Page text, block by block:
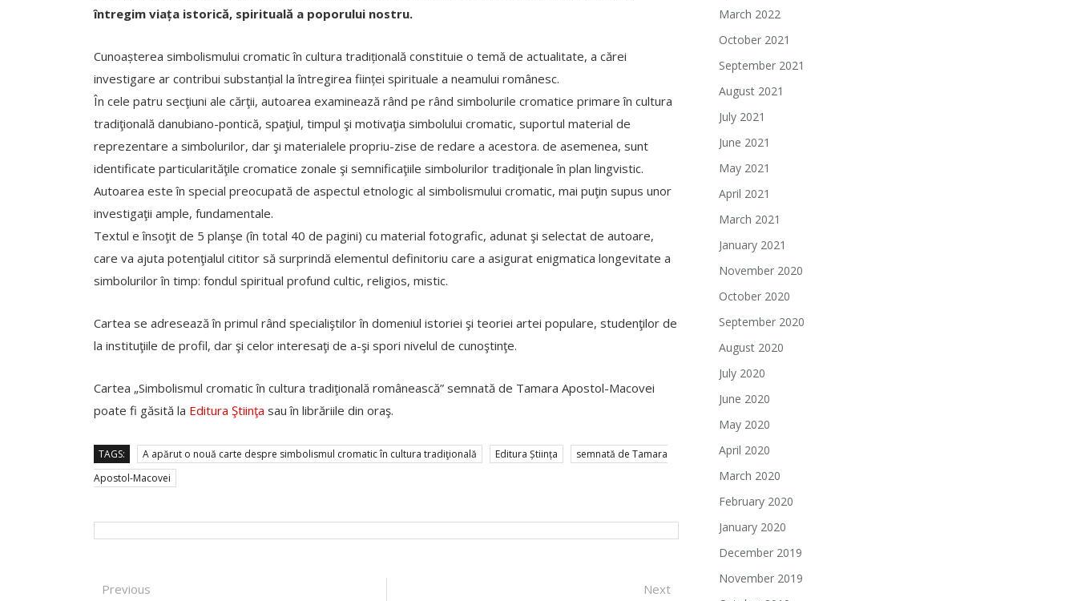
întregim viața istorică, spirituală a poporului nostru.
Cunoașterea simbolismului cromatic în cultura tradițională constituie o temă de actualitate, a cărei
investigare ar contribui substanțial la întregirea ființei spirituale a neamului românesc.
În cele patru secţiuni ale cărţii, autoarea examinează rând pe rând simbolurile cromatice primare în cultura
tradiţională danubiano-pontică, spaţiul, timpul şi motivaţia simbolului cromatic, suportul material de
reprezentare a simbolurilor, dar şi materialele propriu-zise de redare a acestora. de asemenea, sunt
identificate particularităţile cromatice zonale şi semnificaţiile simbolurilor tradiţionale în plan lingvistic.
Autoarea este în special preocupată de aspectul etnologic al simbolismului cromatic, mai puţin supus unor
investigaţii ample, fundamentale.
Textul e însoţit de 5 planşe (în total 40 de pagini) cu material fotografic, adunat şi selectat de autoare,
care va ajuta potenţialul cititor să surprindă elementul definitoriu care a asigurat enigmatica longevitate a
simbolurilor în timp: fondul spiritual profund cultic, religios, mistic.
Cartea se adresează în primul rând specialiştilor în domeniul istoriei şi teoriei artei populare, studenţilor de
la instituţiile de profil, dar şi celor interesaţi de a-şi spori nivelul de cunoştinţe.
Cartea „Simbolismul cromatic în cultura tradiţională românească” semnată de Tamara Apostol-Macovei
poate fi găsită la Editura Ştiinţa sau în librăriile din oraş.
TAGS: A apărut o nouă carte despre simbolismul cromatic în cultura tradiţională Editura Știința
semnată de Tamara
Apostol-Macovei
Post navigation
Previous Next
March 2022
October 2021
September 2021
August 2021
July 2021
June 2021
May 2021
April 2021
March 2021
January 2021
November 2020
October 2020
September 2020
August 2020
July 2020
June 2020
May 2020
April 2020
March 2020
February 2020
January 2020
December 2019
November 2019